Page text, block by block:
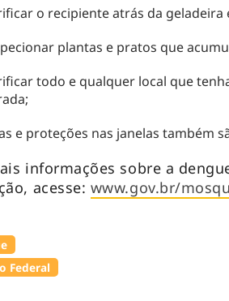
o recipiente atrás da geladeira
plantas e pratos que
todo e qualquer local que
e proteções nas janelas também
informações sobre a
acesse: www.gov.br/
Federal